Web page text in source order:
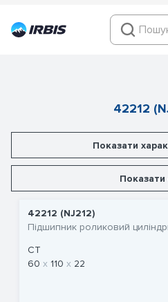
42212
Показати
Показати
42212 (NJ212)
Підшипник роликовий
CT
60
110 22